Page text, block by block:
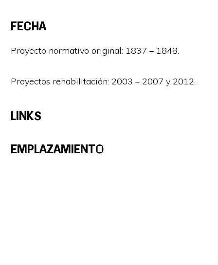
FECHA
Proyecto normativo original: 1837 – 1848.
Proyectos rehabilitación: 2003 – 2007 y 2012.
LINKS
EMPLAZAMIENTO